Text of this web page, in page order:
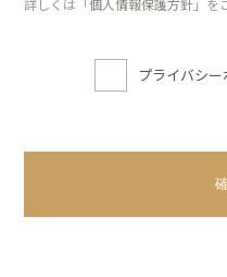
詳しくは「個人情報保護方針」を
プライバシ